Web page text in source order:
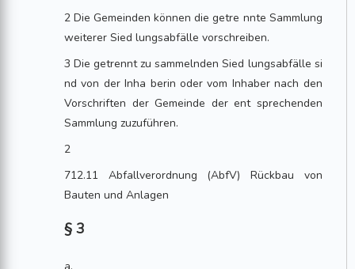
2 Die Gemeinden können die getre nnte Sammlung
weiterer Sied lungsabfälle vorschreiben.
3 Die getrennt zu sammelnden Sied lungsabfälle si
nd von der Inha berin oder vom Inhaber nach den
Vorschriften der Gemeinde der ent sprechenden
Sammlung zuzuführen.
2
712.11 Abfallverordnung (AbfV) Rückbau von
Bauten und Anlagen
§ 3